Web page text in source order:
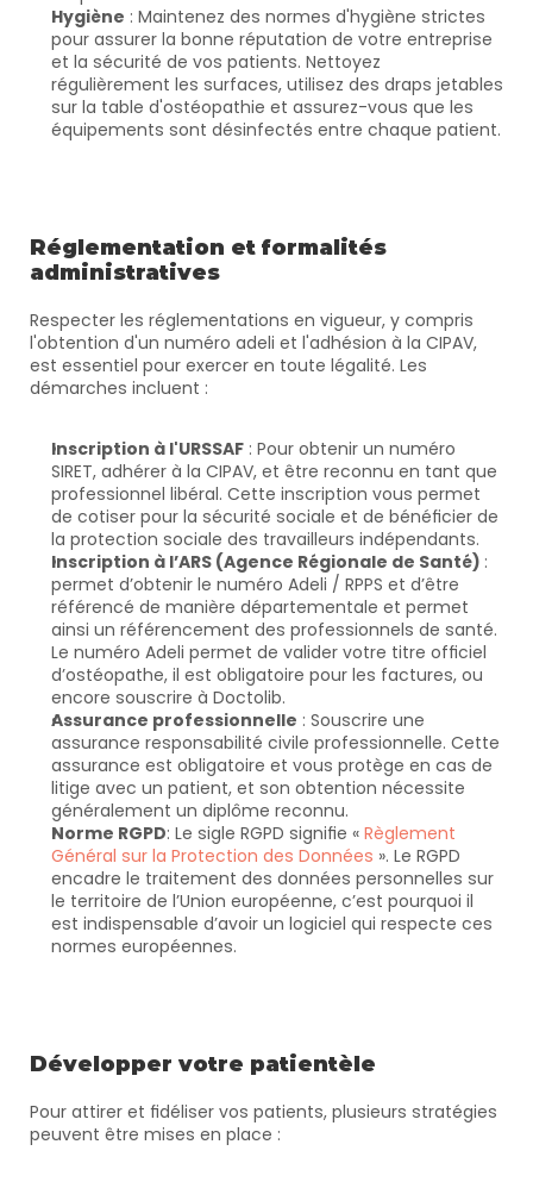
Hygiène : Maintenez des normes d'hygiène strictes
pour assurer la bonne réputation de votre entreprise
et la sécurité de vos patients. Nettoyez
régulièrement les surfaces, utilisez des draps jetables
sur la table d'ostéopathie et assurez-vous que les
équipements sont désinfectés entre chaque patient.
Réglementation et formalités
administratives
Respecter les réglementations en vigueur, y compris
l'obtention d'un numéro adeli et l'adhésion à la CIPAV,
est essentiel pour exercer en toute légalité. Les
démarches incluent :
Inscription à l'URSSAF : Pour obtenir un numéro
SIRET, adhérer à la CIPAV, et être reconnu en tant que
professionnel libéral. Cette inscription vous permet
de cotiser pour la sécurité sociale et de bénéficier de
la protection sociale des travailleurs indépendants.
Inscription à l’ARS (Agence Régionale de Santé) :
permet d’obtenir le numéro Adeli / RPPS et d’être
référencé de manière départementale et permet
ainsi un référencement des professionnels de santé.
Le numéro Adeli permet de valider votre titre officiel
d’ostéopathe, il est obligatoire pour les factures, ou
encore souscrire à Doctolib.
Assurance professionnelle : Souscrire une
assurance responsabilité civile professionnelle. Cette
assurance est obligatoire et vous protège en cas de
litige avec un patient, et son obtention nécessite
généralement un diplôme reconnu.
Norme RGPD: Le sigle RGPD signifie « Règlement
Général sur la Protection des Données ». Le RGPD
encadre le traitement des données personnelles sur
le territoire de l’Union européenne, c’est pourquoi il
est indispensable d’avoir un logiciel qui respecte ces
normes européennes.
Développer votre patientèle
Pour attirer et fidéliser vos patients, plusieurs stratégies
peuvent être mises en place :